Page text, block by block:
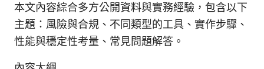
本文內容綜合多方公開資料與實務經驗，包含以下
主題：風險與合規、不同類型的工具、實作步驟、
性能與穩定性考量、常見問題解答。